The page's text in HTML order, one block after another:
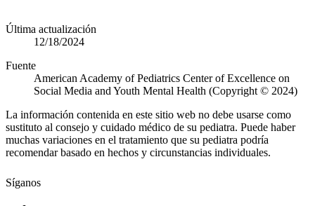
Última actualización
12/18/2024
Fuente
American Academy of Pediatrics Center of Excellence on
Social Media and Youth Mental Health (Copyright © 2024)
La información contenida en este sitio web no debe usarse como
sustituto al consejo y cuidado médico de su pediatra. Puede haber
muchas variaciones en el tratamiento que su pediatra podría
recomendar basado en hechos y circunstancias individuales.
Síganos